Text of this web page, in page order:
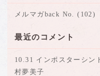
メルマガback No. (102)
最近のコメント
10.31 インポスターシ
村夢美子